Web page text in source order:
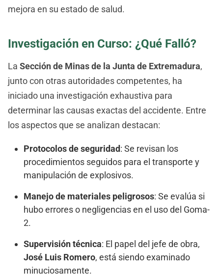
mejora en su estado de salud.
Investigación en Curso: ¿Qué Falló?
La Sección de Minas de la Junta de Extremadura,
junto con otras autoridades competentes, ha
iniciado una investigación exhaustiva para
determinar las causas exactas del accidente. Entre
los aspectos que se analizan destacan:
Protocolos de seguridad: Se revisan los
procedimientos seguidos para el transporte y
manipulación de explosivos.
Manejo de materiales peligrosos: Se evalúa si
hubo errores o negligencias en el uso del Goma-
2.
Supervisión técnica: El papel del jefe de obra,
José Luis Romero, está siendo examinado
minuciosamente.